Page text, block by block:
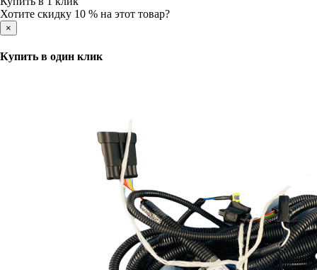
Хотите скидку 10 % на этот товар?
×
Купить в один клик